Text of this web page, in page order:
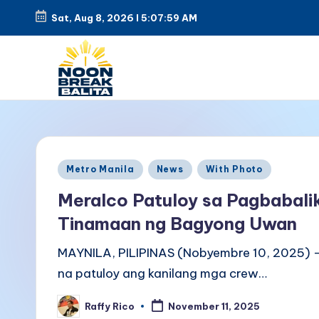
Skip
Sat, Aug 8, 2026 l 5:08:00 AM
o
o
n
B
r
e
tuwing
tanghali.
Posted
Metro Manila News With Photo
Meralco Patuloy sa
Tinamaan ng Bagyong Uwan
MAYNILA, PILIPINAS (Nobyembre 10,
na patuloy ang kanilang mga crew…
PostedRaffy Rico November 11, 2025